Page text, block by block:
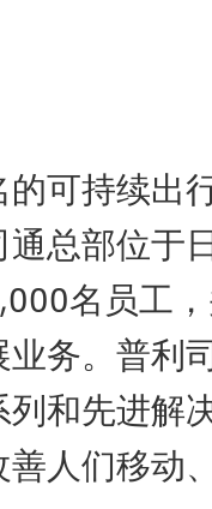
可持续出
总部位于
名员工
务。普利
和先进解
人们移动